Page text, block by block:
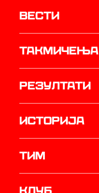
Вести
Такмичења
резултати
историја
ТИМ